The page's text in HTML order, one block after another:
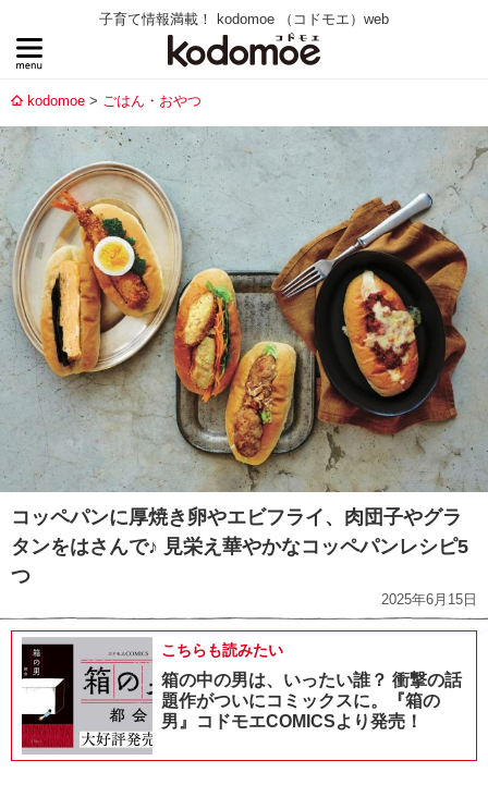
子育て情報満載！ kodomoe （コドモエ）web
kodomoe ごはん・おやつ
コッペパンに厚焼き卵やエビフライ、肉団子やグラ
タンをはさんで♪ 見栄え華やかなコッペパンレシピ5
つ
2025年6月15日
こちらも読みたい
箱の中の男は、いったい誰？ 衝撃の話
題作がついにコミックスに。『箱の
男』コドモエCOMICSより発売！